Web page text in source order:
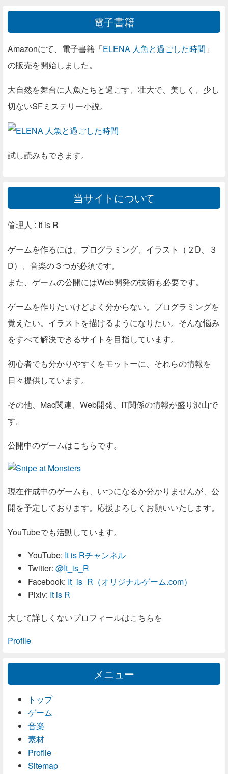
電子書籍
Amazonにて、電子書籍「ELENA 人魚と過ごした時間 」
の販売を開始しました。
大自然を舞台に人魚たちと過ごす、壮大で、美しく、少し
切ないSFミステリー小説。
試し読みもできます。
当サイトについて
管理人 : It is R
ゲームを作るには、プログラミング、イラスト（２D、３
D）、音楽の３つが必須です。
また、ゲームの公開にはWeb開発の技術も必要です。
ゲームを作りたいけどよく分からない。プログラミングを
覚えたい。イラストを描けるようになりたい。そんな悩み
をすべて解決できるサイトを目指しています。
初心者でも分かりやすくをモットーに、それらの情報を
日々提供しています。
その他、Mac関連、Web開発、IT関係の情報が盛り沢山で
す。
公開中のゲームはこちらです。
現在作成中のゲームも、いつになるか分かりませんが、公
開を予定しております。応援よろしくお願いいたします。
YouTubeでも活動しています。
YouTube: It is Rチャンネル
Twitter: @It_is_R
Facebook: It_is_R（オリジナルゲーム.com）
Pixiv: It is R
大して詳しくないプロフィールはこちらを
Profile
メニュー
トップ
ゲーム
音楽
素材
Profile
Sitemap